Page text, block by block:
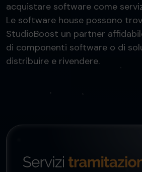
acquistare software come
Le software house possono
StudioBoost un partner
di componenti software o di
distribuire e rivendere.